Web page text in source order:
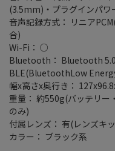
(3.5mm)・プラグインパワ
音声記録方式： リニア
合)
Wi-Fi： ○
Bluetooth： Bluetooth 5.0
BLE(BluetoothLow
幅x高さx奥行き：
重量： 約550g(バッテリー
のみ)
付属レンズ： 有(レンズキ
カラー： ブラック系